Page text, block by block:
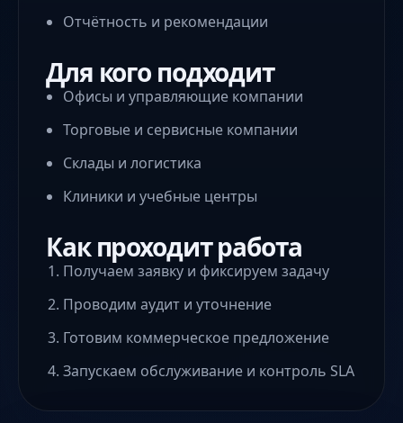
Отчётность и рекомендации
Для кого подходит
Офисы и управляющие компании
Торговые и сервисные компании
Склады и логистика
Клиники и учебные центры
Как проходит работа
Получаем заявку и фиксируем задачу
Проводим аудит и уточнение
Готовим коммерческое предложение
Запускаем обслуживание и контроль SLA